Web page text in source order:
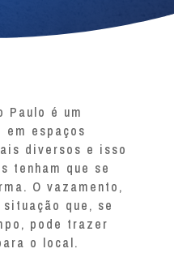
Paulo é um
em espaços
diversos e isso
tenham que se
O vazamento,
que, se
pode trazer
o local.